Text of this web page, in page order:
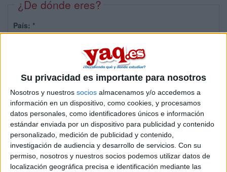
Su privacidad es importante para nosotros
Nosotros y nuestros socios almacenamos y/o accedemos a
información en un dispositivo, como cookies, y procesamos
datos personales, como identificadores únicos e información
estándar enviada por un dispositivo para publicidad y contenido
personalizado, medición de publicidad y contenido,
investigación de audiencia y desarrollo de servicios. Con su
permiso, nosotros y nuestros socios podemos utilizar datos de
localización geográfica precisa e identificación mediante las
¿De dónde eres?
País: *
Sobre ti
Soy:*
Chico
Chica